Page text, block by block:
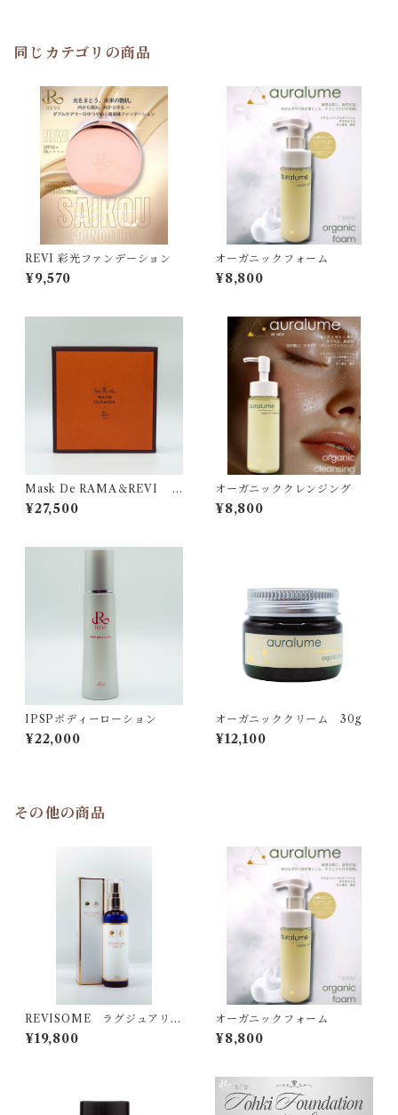
同じカテゴリの商品
REVI 彩光ファンデーション
¥9,570
オーガニックフォーム
¥8,800
Mask De RAMA＆REVI C
ream Wrapping Mask
¥27,500
オーガニッククレンジング
¥8,800
IPSPボディーローション
¥22,000
オーガニッククリーム 30g
¥12,100
その他の商品
REVISOME ラグジュアリー
オイル 120ml
¥19,800
オーガニックフォーム
¥8,800